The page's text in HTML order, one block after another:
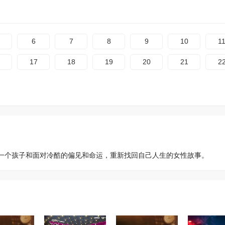
6 7 8 9 10 11
17 18 19 20 21
孩子和面对冷酷的偏见和命运，重新找回自己人生的女性故事。